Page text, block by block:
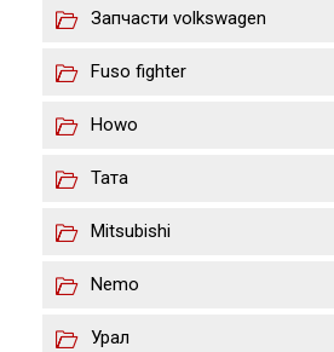
Запчасти volkswagen
Fuso fighter
Howo
Тата
Mitsubishi
Nemo
Урал